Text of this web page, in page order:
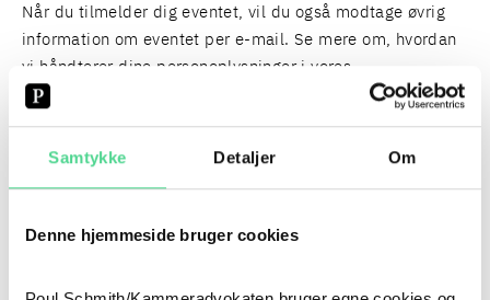
Samtykke Detaljer Om
Denne hjemmeside bruger cookies
Når du tilmelder dig eventet, vil du også modtage øvrig
information om eventet per e-mail. Se mere om, hvordan
vi håndterer dine personoplysninger i vores
databeskyttelsespolitik
PERSONER
FIND HER